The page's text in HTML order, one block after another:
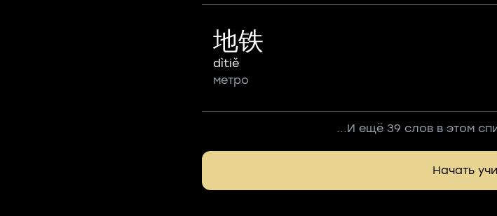
地铁
dìtiě
метро
...И ещё 39 слов в этом
Начать